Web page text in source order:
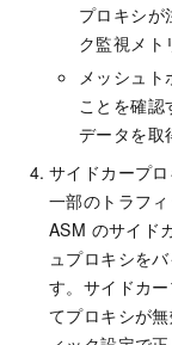
プロキシが
ク監視メト
メッシュ
ことを確認
データを取
サイドカープ
一部のトラフ
ASM のサイド
ュプロキシを
す。サイドカ
てプロキシが